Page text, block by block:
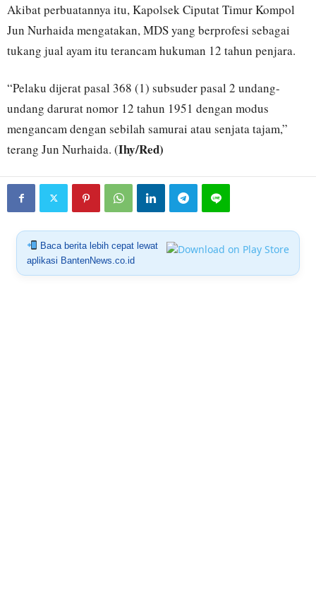
Akibat perbuatannya itu, Kapolsek Ciputat Timur Kompol
Jun Nurhaida mengatakan, MDS yang berprofesi sebagai
tukang jual ayam itu terancam hukuman 12 tahun penjara.
“Pelaku dijerat pasal 368 (1) subsuder pasal 2 undang-
undang darurat nomor 12 tahun 1951 dengan modus
mengancam dengan sebilah samurai atau senjata tajam,”
terang Jun Nurhaida. (Ihy/Red)
Baca berita lebih cepat lewat
aplikasi BantenNews.co.id